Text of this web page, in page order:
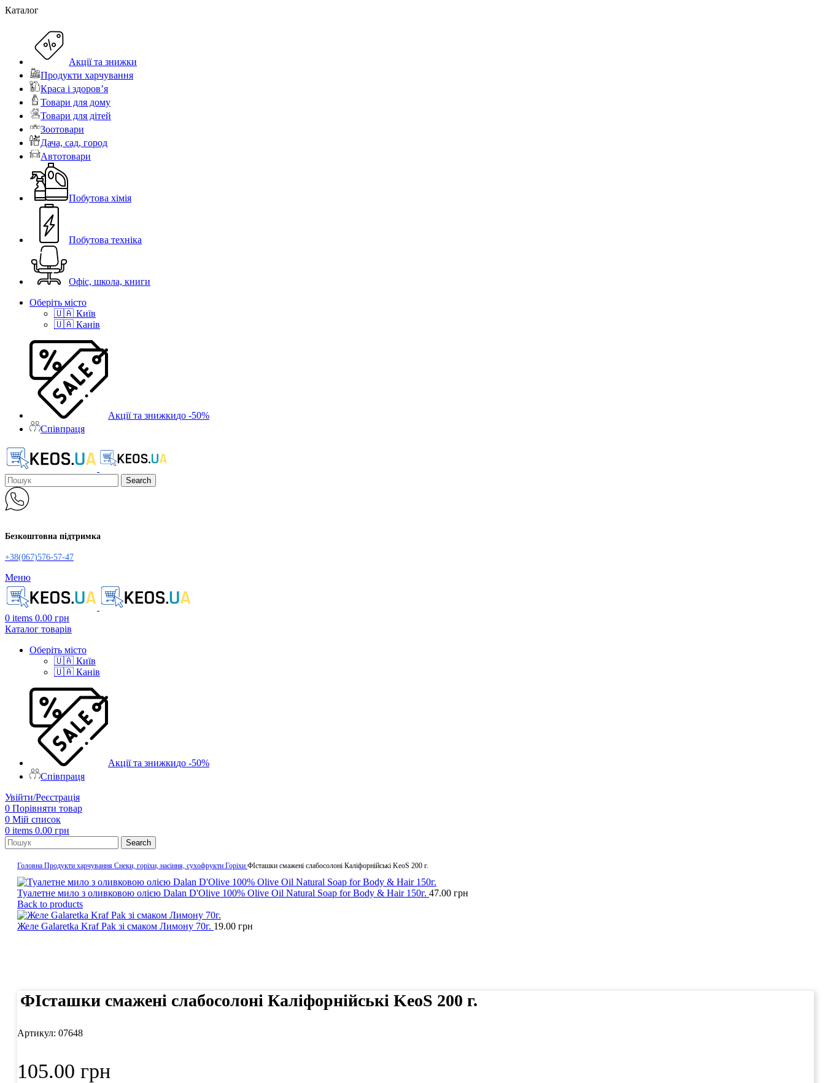
Каталог
Акції та знижки
Продукти харчування
Краса і здоров’я
Товари для дому
Товари для дітей
Зоотовари
Дача, сад, город
Автотовари
Побутова хімія
Побутова техніка
Офіс, школа, книги
Оберіть місто
🇺🇦 Київ
🇺🇦 Канів
Акції та знижкидо -50%
Співпраця
Search
Безкоштовна підтримка
+38(067)576-57-47
Меню
0 items 0.00 грн
Каталог товарів
Оберіть місто
🇺🇦 Київ
🇺🇦 Канів
Акції та знижкидо -50%
Співпраця
Увійти/Реєстрація
0 Порівняти товар
0 Мій список
0 items 0.00 грн
Search
Головна Продукти харчування Снеки, горіхи, насіння, сухофрукти Горіхи ФІсташки смажені слабосолоні Каліфорнійські KeoS 200 г.
Туалетне мило з оливковою олією Dalan D'Olive 100% Olive Oil Natural Soap for Body & Hair 150г. 47.00 грн
Back to products
Желе Galaretka Kraf Pak зі смаком Лимону 70г. 19.00 грн
ФІсташки смажені слабосолоні Каліфорнійські KeoS 200 г.
Артикул: 07648
105.00 грн